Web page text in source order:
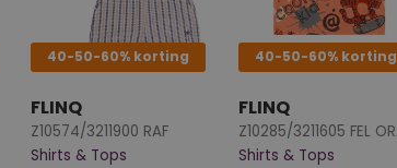
40-50-60% korting
FLINQ
Z10574/3211900 RAF
Shirts & Tops
40-50-60% korting
FLINQ
Shirts & Tops